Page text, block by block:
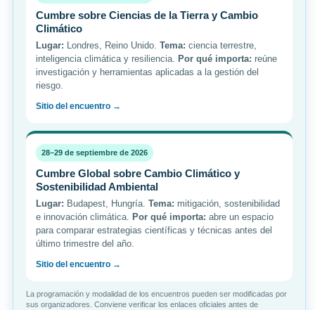
Cumbre sobre Ciencias de la Tierra y Cambio
Climático
Lugar: Londres, Reino Unido. Tema: ciencia terrestre,
inteligencia climática y resiliencia. Por qué importa: reúne
investigación y herramientas aplicadas a la gestión del
riesgo.
Sitio del encuentro →
28–29 de septiembre de 2026
Cumbre Global sobre Cambio Climático y
Sostenibilidad Ambiental
Lugar: Budapest, Hungría. Tema: mitigación, sostenibilidad
e innovación climática. Por qué importa: abre un espacio
para comparar estrategias científicas y técnicas antes del
último trimestre del año.
Sitio del encuentro →
La programación y modalidad de los encuentros pueden ser modificadas por
sus organizadores. Conviene verificar los enlaces oficiales antes de